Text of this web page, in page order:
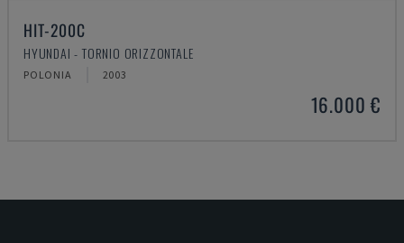
HIT-200C
HYUNDAI - TORNIO ORIZZONTALE
POLONIA 2003
16.000 €